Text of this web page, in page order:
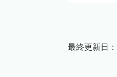
最終更新日：